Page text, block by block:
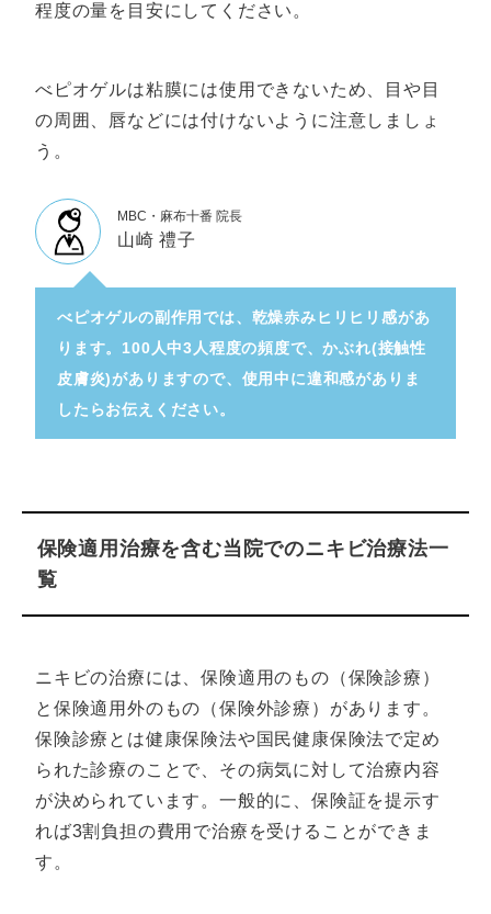
程度の量を目安にしてください。
べピオゲルは粘膜には使用できないため、目や目
の周囲、唇などには付けないように注意しましょ
う。
MBC・麻布十番 院長
山崎 禮子
べピオゲルの副作用では、乾燥赤みヒリヒリ感があ
ります。100人中3人程度の頻度で、かぶれ(接触性
皮膚炎)がありますので、使用中に違和感がありま
したらお伝えください。
保険適用治療を含む当院でのニキビ治療法一
覧
ニキビの治療には、保険適用のもの（保険診療）
と保険適用外のもの（保険外診療）があります。
保険診療とは健康保険法や国民健康保険法で定め
られた診療のことで、その病気に対して治療内容
が決められています。一般的に、保険証を提示す
れば3割負担の費用で治療を受けることができま
す。